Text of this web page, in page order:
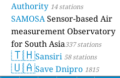
Authority 14 stations
SAMOSASensor-based Air
measurement Observatory
for South Asia337 stations
🇹🇭Sansiri 58 stations
🇺🇦Save Dnipro 1815